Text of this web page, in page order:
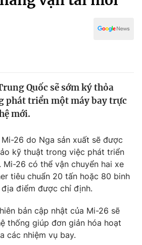
Quốc sẽ sớm ký thỏa
phát triển một máy bay trực
mới.
Mi-26 do Nga sản xuất sẽ được
kỹ thuật trong việc phát triển
26 có thể vận chuyển hai xe
tiêu chuẩn 20 tấn hoặc 80 binh
điểm được chỉ định.
bản cập nhật của Mi-26 sẽ
thống giúp đơn giản hóa hoạt
các nhiệm vụ bay.